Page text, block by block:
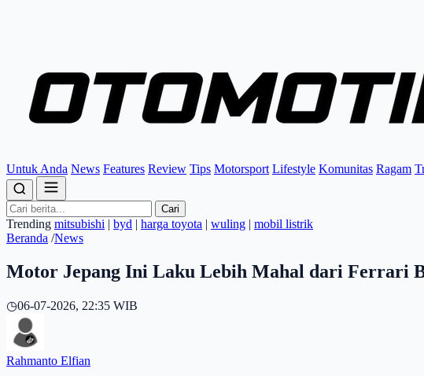
Untuk Anda News Features Review Tips Motorsport Lifestyle Komunitas Ragam
Cari
Trending mitsubishi | byd | harga toyota | wuling | mobil listrik
Beranda /News
Motor Jepang Ini Laku Lebih Mahal dari Ferrari
◷06-07-2026, 22:35 WIB
Rahmanto Elfian